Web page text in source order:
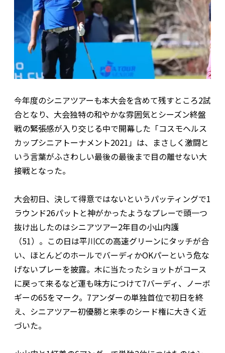
今年度のシニアツアーも本大会を含めて残すところ2試
合となり、大会独特の和やかな雰囲気とシーズン終盤
戦の緊張感が入り交じる中で開幕した「コスモヘルス
カップシニアトーナメント2021」は、まさしく激闘と
いう言葉がふさわしい最後の最後まで目の離せない大
接戦となった。
大会初日、決して得意ではないというパッティングで1
ラウンド26パットと神がかったようなプレーで頭一つ
抜け出したのはシニアツアー2年目の小山内護
（51）。この日は平川CCの高速グリーンにタッチが合
い、ほとんどのホールでバーディかOKパーという危な
げないプレーを披露。木に当たったショットがコース
に戻って来るなど運も味方につけて7バーディ、ノーボ
ギーの65をマーク。7アンダーの単独首位で初日を終
え、シニアツアー初優勝と来季のシード権に大きく近
づいた。